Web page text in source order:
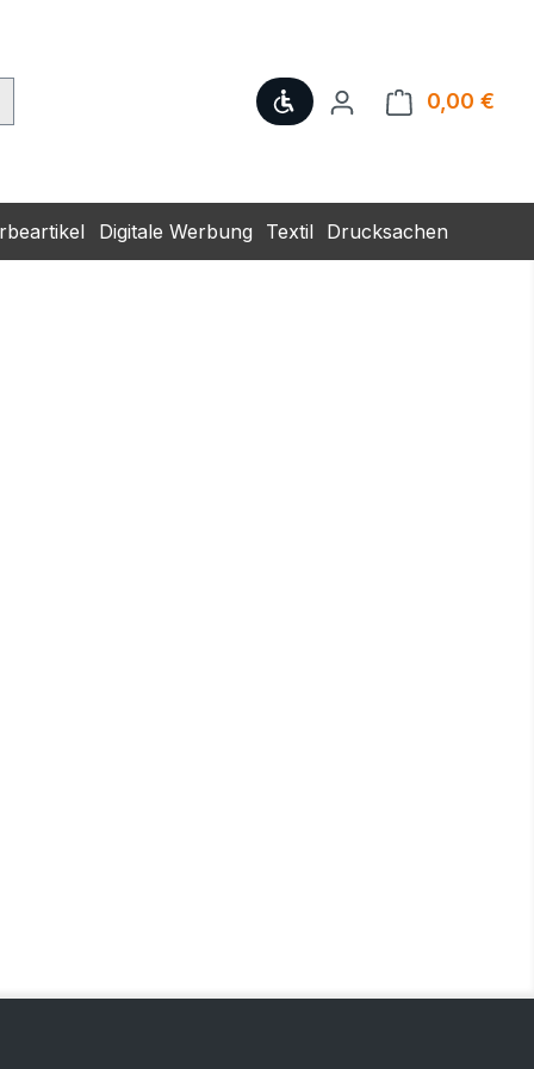
Werkzeugleiste anzeigen
0,00 €
Digitale Werbung Textil Drucksachen